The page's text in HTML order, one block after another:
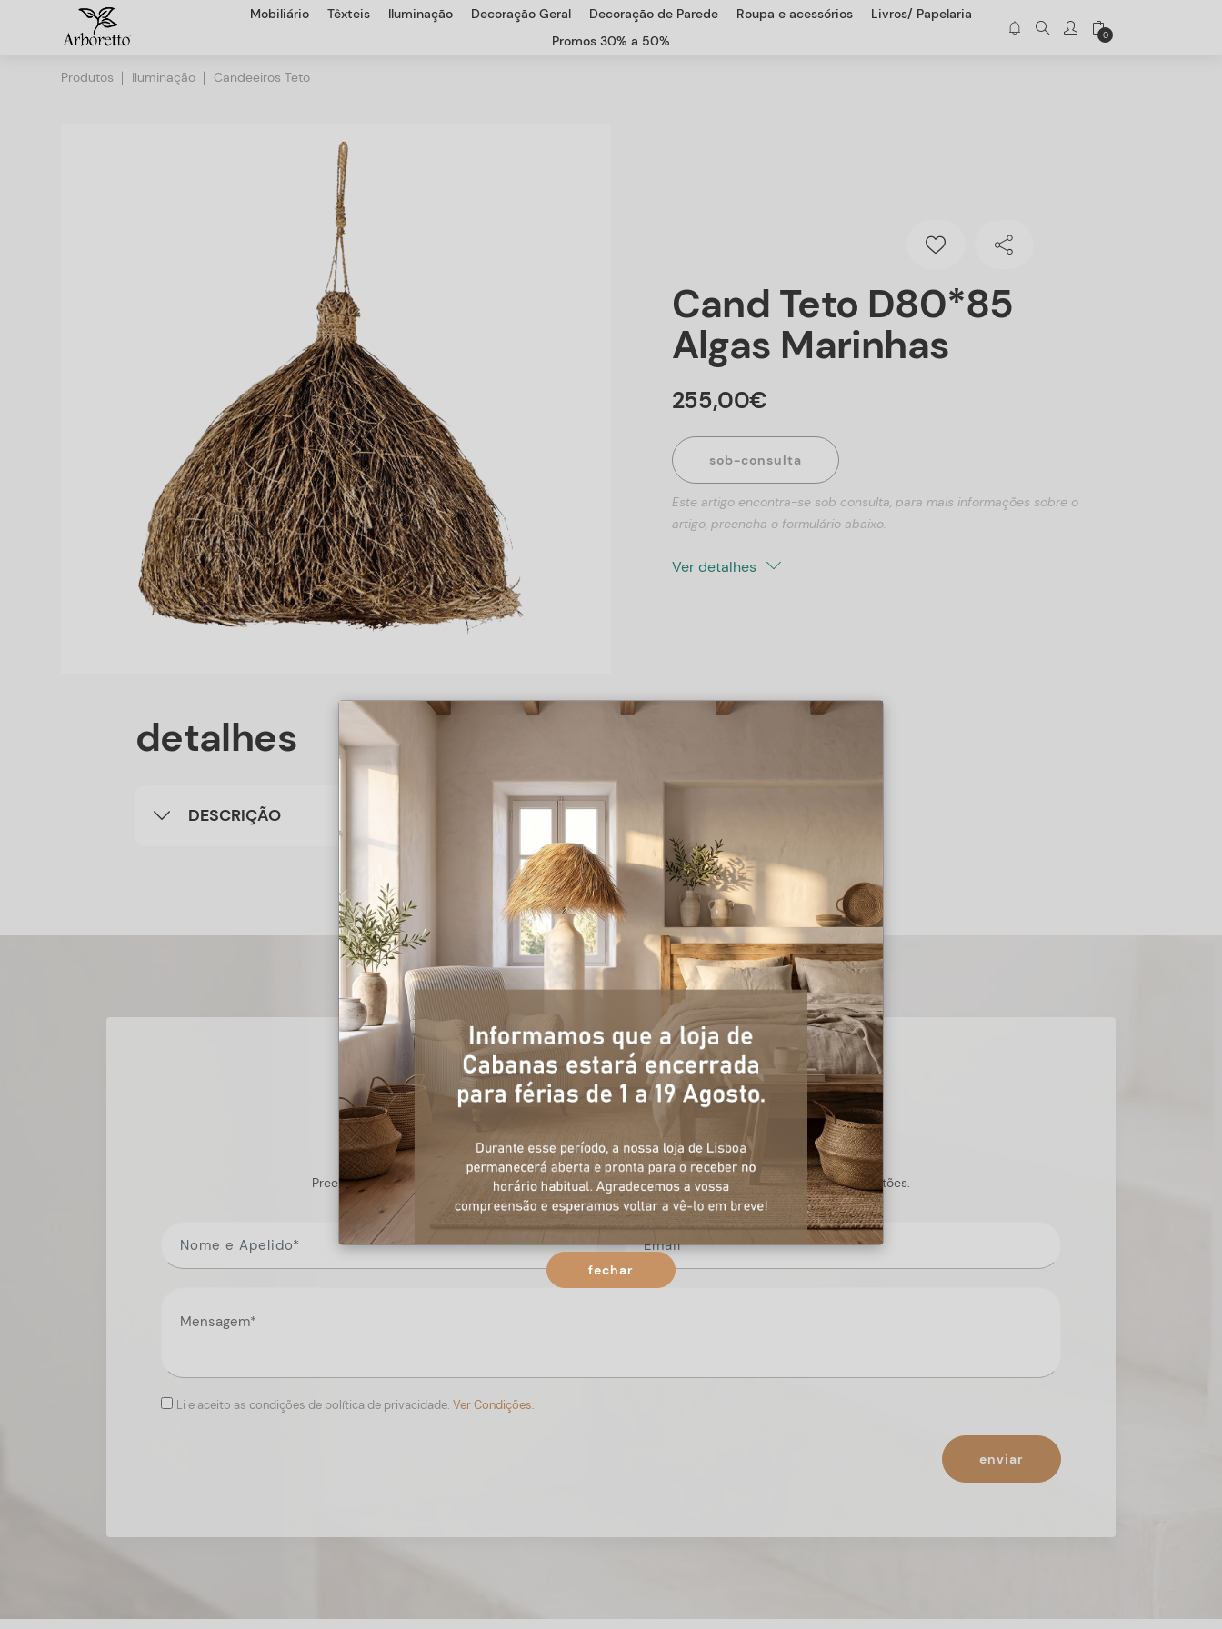
Mobiliário Têxteis Iluminação Decoração Geral Decoração de Parede Roupa e acessórios
Livros/ Papelaria
Promos 30% a 50%
0
Produtos Iluminação Candeeiros Teto
Cand Teto D80*85
Algas Marinhas
255,00€
sob-consulta
Este artigo encontra-se sob consulta, para mais informações sobre o
artigo, preencha o formulário abaixo.
Ver detalhes
detalhes
DESCRIÇÃO
+ informações
Preencha o formulário, e num curto espaço de tempo, temos respostas para todas as suas questões.
Li e aceito as condições de política de privacidade. Ver Condições.
enviar
fechar